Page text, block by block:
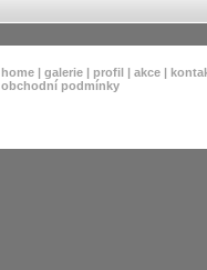
home galerie profil akce
obchodní podmínky